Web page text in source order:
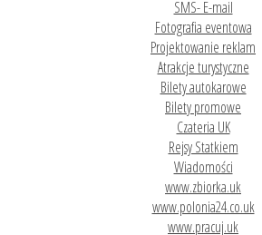
SMS- E-mail
Fotografia eventowa
Projektowanie reklam
Atrakcje turystyczne
Bilety autokarowe
Bilety promowe
Czateria UK
Rejsy Statkiem
Wiadomości
www.zbiorka.uk
www.polonia24.co.uk
www.pracuj.uk